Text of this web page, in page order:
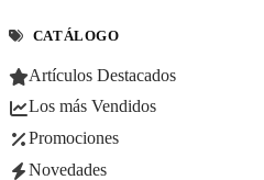
CATÁLOGO
Artículos Destacados
Los más Vendidos
Promociones
Novedades